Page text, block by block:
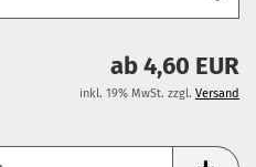
ab 4,60 EUR
inkl. 19% MwSt. zzgl. Versand